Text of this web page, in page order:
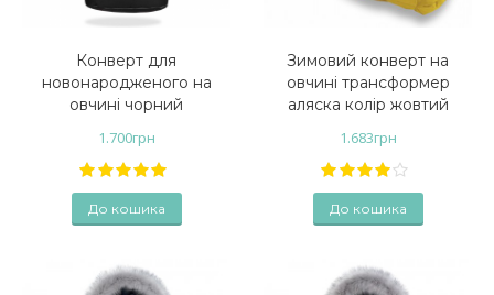
Конверт для
новонародженого на
овчині чорний
1.700грн
До кошика
Зимовий конверт на
овчині трансформер
аляска колір жовтий
1.683грн
До кошика